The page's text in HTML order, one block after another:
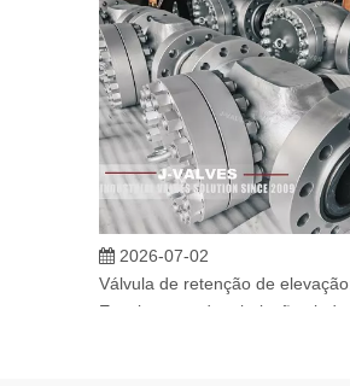
2026-07-02
Em sistemas de tubulações